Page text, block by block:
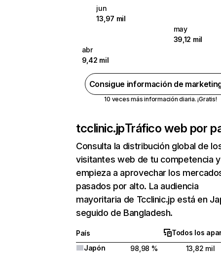
jun
13,97 mil
may
39,12 mil
abr
9,42 mil
Consigue información de
10 veces más información diaria. ¡Gratis!
tcclinic.jpTráfico web por
Consulta la distribución global de
visitantes web de tu competencia y
empieza a aprovechar los
pasados por alto. La audiencia
mayoritaria de Tcclinic.jp está en
seguido de Bangladesh.
País
Todos los
Japón
98,98 %
13,82 mil